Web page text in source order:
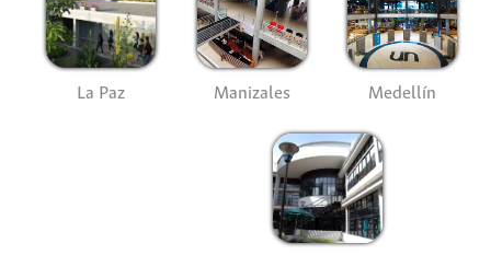
La Paz Manizales Medellín